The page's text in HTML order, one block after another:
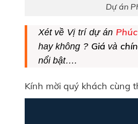
Dự án
Xét về Vị trí dự án
hay không ? Giá và
nổi bật….
Kính mời quý khách cùng